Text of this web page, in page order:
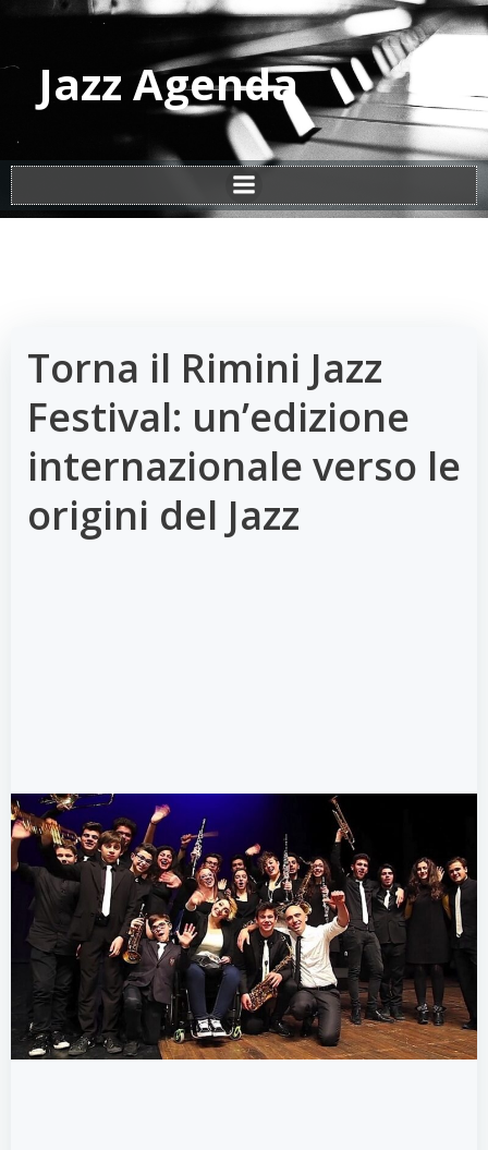
Vai
al
contenuto
Jazz Agenda
Torna il Rimini Jazz
Festival: un’edizione
internazionale verso le
origini del Jazz